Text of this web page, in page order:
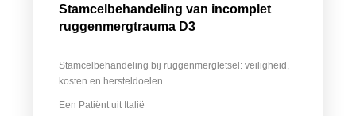
Stamcelbehandeling van incomplet
ruggenmergtrauma D3
Stamcelbehandeling bij ruggenmergletsel: veiligheid,
kosten en hersteldoelen
Een Patiënt uit Italië